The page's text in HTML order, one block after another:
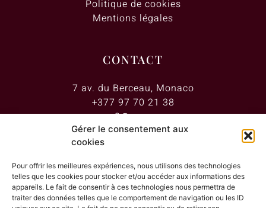
Gérer le consentement aux
cookies
Pour offrir les meilleures expériences, nous utilisons des technologies
telles que les cookies pour stocker et/ou accéder aux informations des
appareils. Le fait de consentir à ces technologies nous permettra de
traiter des données telles que le comportement de navigation ou les ID
Politique de cookies
Mentions légales
CONTACT
7 av. du Berceau, Monaco
+377 97 70 21 38
myway2@monaco.mc
Ouvert de 9h à 15h du lundi au vendredi
Privatisation possible le soir